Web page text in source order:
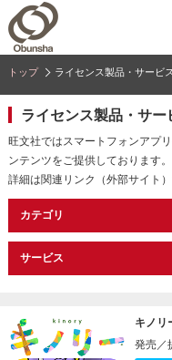
トップ ライセンス製品・サービス
ライセンス製品・サー
旺文社ではスマートフォンアプ
ンテンツをご提供しております。
詳細は関連リンク（外部サイト
カテゴリ
サービス
キノリ
発売／